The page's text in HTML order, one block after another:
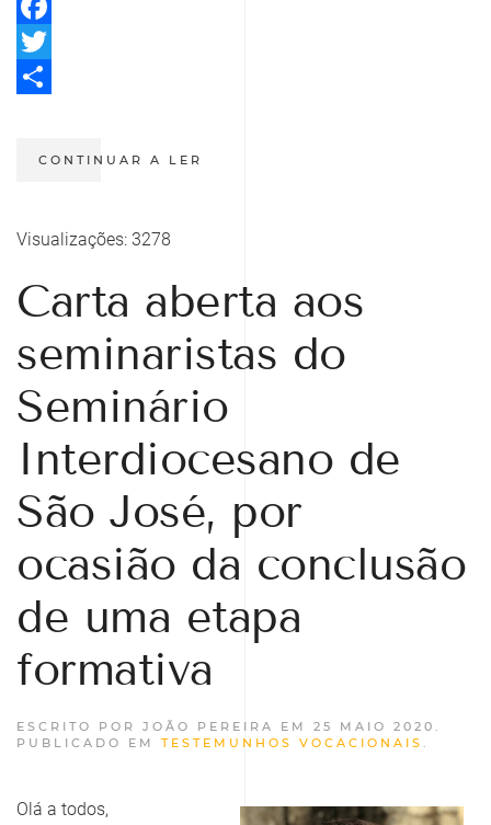
Facebook
Twitter
CONTINUAR A LER
Visualizações: 3278
Carta aberta aos
seminaristas do
Seminário
Interdiocesano de
São José, por
ocasião da conclusão
de uma etapa
formativa
ESCRITO POR JOÃO PEREIRA EM 25 MAIO 2020 .
PUBLICADO EM TESTEMUNHOS VOCACIONAIS .
Olá a todos,